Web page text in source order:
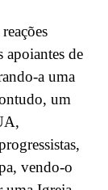
apoiantes de
a uma
um
vendo-o